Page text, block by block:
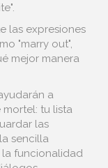
las expresiones
"marry out",
mejor manera
a
mortel: tu lista
las
sencilla
la funcionalidad